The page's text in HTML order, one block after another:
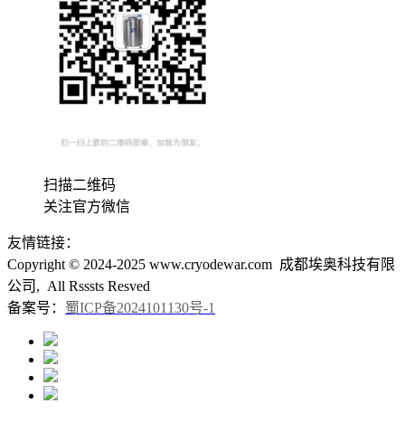
扫描二维码
关注官方微信
友情链接：
Copyright © 2024-2025 www.cryodewar.com 成都埃奥科技有限
公司, All Rsssts Resved
备案号： 蜀ICP备2024101130号-1